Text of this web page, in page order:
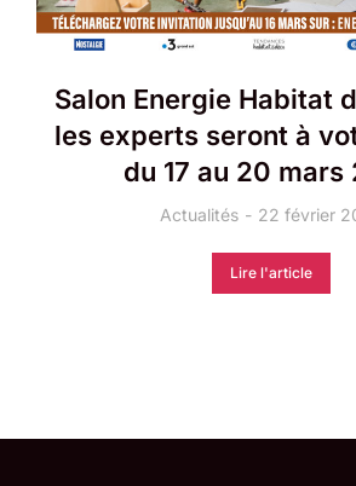
Salon Energie Habitat
les experts seront à
du 17 au 20 mars
Actualités 22 février
Lire l'article